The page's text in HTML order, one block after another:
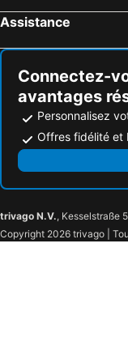
Assistance
Connectez-
avantages
Personnalisez
Offres fidélité et
trivago N.V., Kesselstraße
Copyright 2026 trivago |